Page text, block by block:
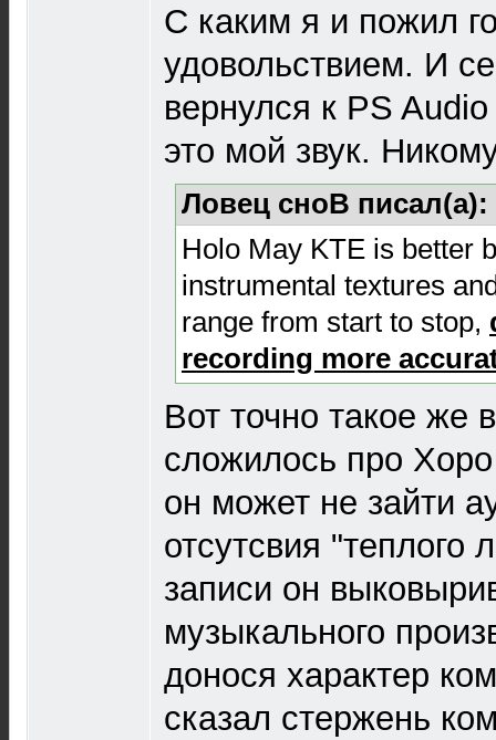
С каким я и пожил
удовольствием. И
вернулся к PS
это мой звук.
Ловец сноВ писал(а):
Holo May KTE is better
instrumental textures
range from start to stop,
recording more
Вот точно такое же
сложилось про
он может не зайти
отсутсвия "теплого
записи он
музыкального
донося характер
сказал стержень